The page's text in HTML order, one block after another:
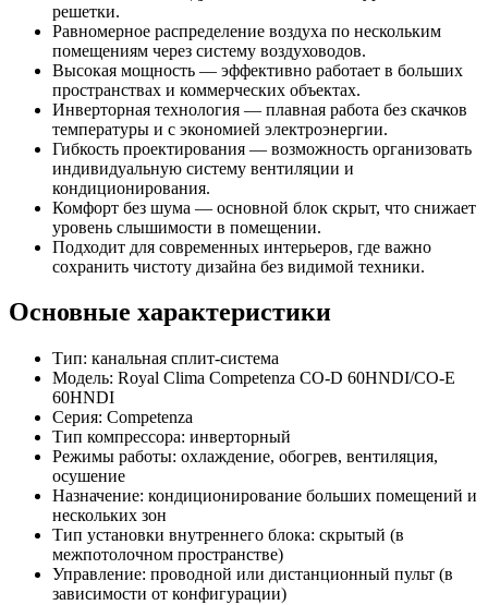
решетки.
Равномерное распределение воздуха по нескольким
помещениям через систему воздуховодов.
Высокая мощность — эффективно работает в больших
пространствах и коммерческих объектах.
Инверторная технология — плавная работа без скачков
температуры и с экономией электроэнергии.
Гибкость проектирования — возможность организовать
индивидуальную систему вентиляции и
кондиционирования.
Комфорт без шума — основной блок скрыт, что снижает
уровень слышимости в помещении.
Подходит для современных интерьеров, где важно
сохранить чистоту дизайна без видимой техники.
Основные характеристики
Тип: канальная сплит-система
Модель: Royal Clima Competenza CO-D 60HNDI/CO-E
60HNDI
Серия: Competenza
Тип компрессора: инверторный
Режимы работы: охлаждение, обогрев, вентиляция,
осушение
Назначение: кондиционирование больших помещений и
нескольких зон
Тип установки внутреннего блока: скрытый (в
межпотолочном пространстве)
Управление: проводной или дистанционный пульт (в
зависимости от конфигурации)